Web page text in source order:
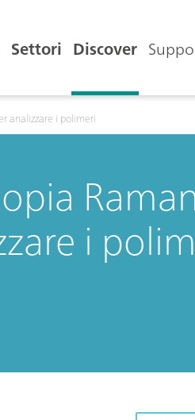
Settori Discover
analizzare i polimeri
i